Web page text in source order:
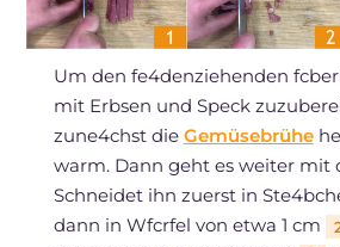
Um den fe4denziehenden
mit Erbsen und Speck
zune4chst die Gemüsebrühe
warm. Dann geht es weiter mit
Schneidet ihn zuerst in
dann in Wfcrfel von etwa 1 cm